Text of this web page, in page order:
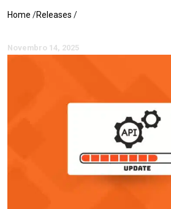
Home /Releases /
Novembro 14, 2025